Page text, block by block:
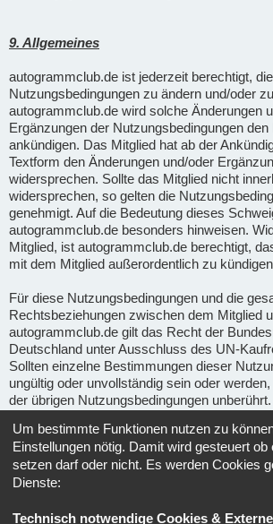
9. Allgemeines
autogrammclub.de ist jederzeit berechtigt,
Nutzungsbedingungen zu ändern und/oder
autogrammclub.de wird solche Änderungen
Ergänzungen der Nutzungsbedingungen den
ankündigen. Das Mitglied hat ab der
Textform den Änderungen und/oder
widersprechen. Sollte das Mitglied nicht
widersprechen, so gelten die
genehmigt. Auf die Bedeutung dieses
autogrammclub.de besonders hinweisen.
Mitglied, ist autogrammclub.de berechtigt,
mit dem Mitglied außerordentlich zu
Für diese Nutzungsbedingungen und die
Rechtsbeziehungen zwischen dem Mitglied
autogrammclub.de gilt das Recht der
Deutschland unter Ausschluss des UN-
Sollten einzelne Bestimmungen dieser
ungültig oder unvollständig sein oder
der übrigen Nutzungsbedingungen unberührt.
Gerichtsstand für alle im Zusammenhang mit
entstehenden Streitigkeiten ist, soweit
Sitz von Ape-fans.
sind in derDatenschutzerklärungenthalten.
Um bestimmte Funktionen nutzen zu
Einstellungen nötig. Damit wird gesteuert
setzen darf oder nicht. Es werden Cookies
Dienste:
Technisch notwendige Cookies &